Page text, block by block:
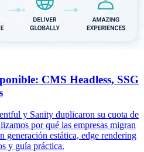
CMS Headless, SSG
y Sanity duplicaron su cuota de
por qué las empresas migran
generación estática, edge rendering
y guía práctica.